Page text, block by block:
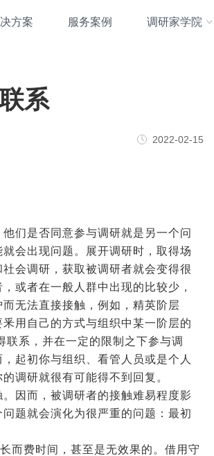
方案 服务案例 调研家学院
系
2022-02-15
们是否同意参与调研就是另一个问
会出现问题。展开调研时，取得场
会调研，获取被调研者就会变得很
或者在一般人群中出现的比较少，
无法直接接触，例如，精英阶层
用自己的方式与组织中某一阶层的
联系，并在一定的限制之下参与调
起初你与组织、看管人员或是个人
调研就很有可能得不到回复。
因而，被调研者的接触难易程度影
题就会演化为很严重的问题：最初
而费时间，甚至是无效果的。借用守